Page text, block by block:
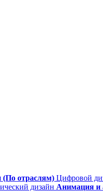
(По отраслям) Цифровой
дизайн Анимация и